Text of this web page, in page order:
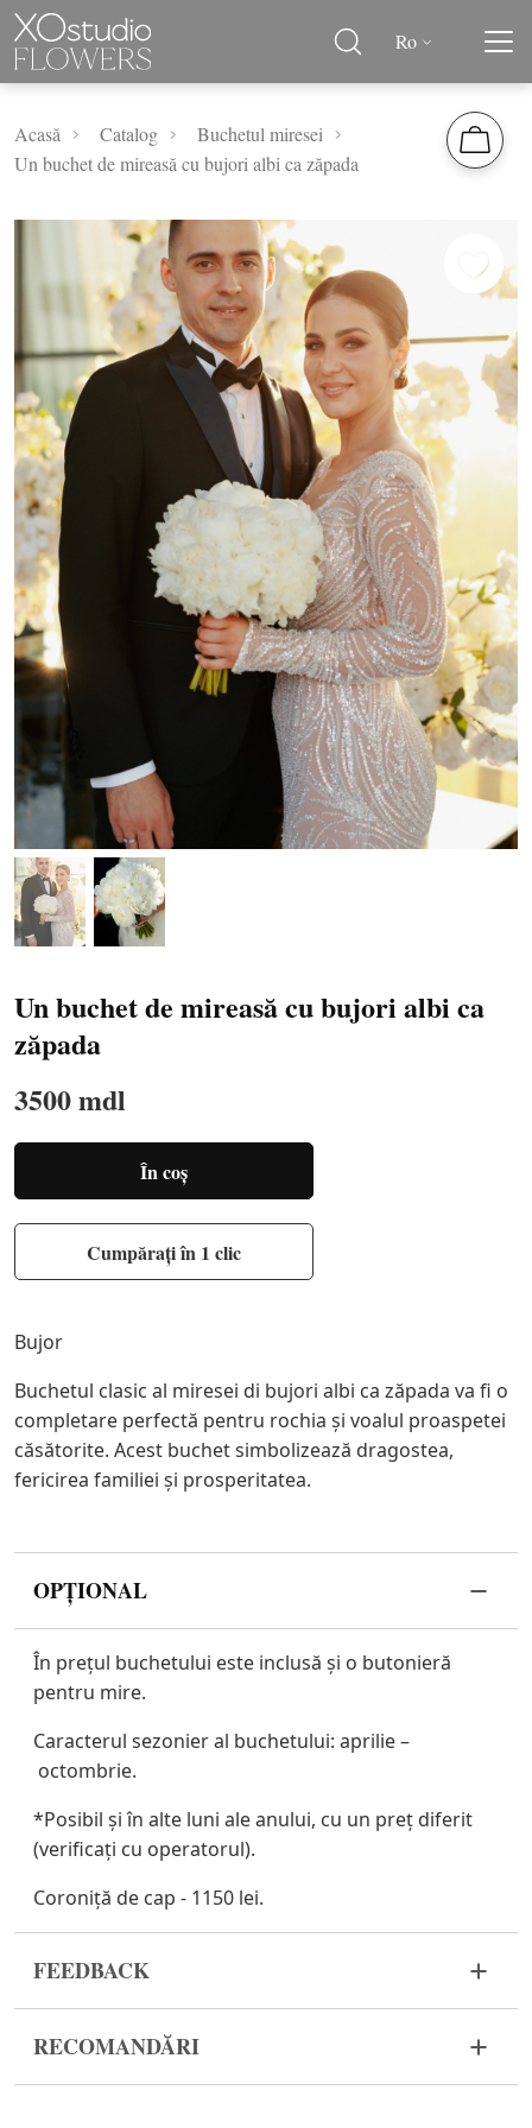
Ro
Acasă Catalog
Buchetul miresei
Un buchet de mireasă cu bujori albi ca zăpada
Un buchet de mireasă cu bujori albi ca
zăpada
3500 mdl
În coș
Cumpărați în 1 clic
Bujor
Buchetul clasic al miresei di bujori albi ca zăpada va fi o
completare perfectă pentru rochia și voalul proaspetei
căsătorite. Acest buchet simbolizează dragostea,
fericirea familiei și prosperitatea.
OPȚIONAL
În prețul buchetului este inclusă și o butonieră
pentru mire.
Caracterul sezonier al buchetului: aprilie –
octombrie.
*Posibil și în alte luni ale anului, cu un preț diferit
(verificați cu operatorul).
Coroniță de cap - 1150 lei.
FEEDBACK
buchetul dvs. nu a ajuns în stare corespunzătoare,
vă rugăm să ne contactați pentru a rezolva
RECOMANDĂRI